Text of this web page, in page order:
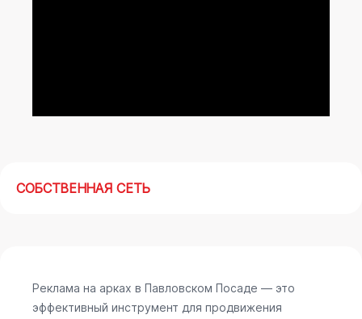
СОБСТВЕННАЯ СЕТЬ
Реклама на арках в Павловском Посаде — это
эффективный инструмент для продвижения